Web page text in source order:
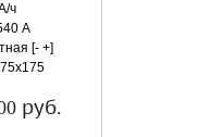
ч
А
[- +]
руб.